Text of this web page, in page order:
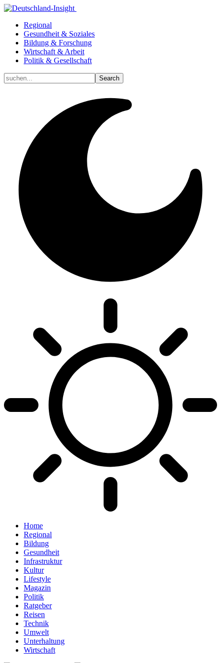
Regional
Gesundheit & Soziales
Bildung & Forschung
Wirtschaft & Arbeit
Politik & Gesellschaft
Home
Regional
Bildung
Gesundheit
Infrastruktur
Kultur
Lifestyle
Magazin
Politik
Ratgeber
Reisen
Technik
Umwelt
Unterhaltung
Wirtschaft